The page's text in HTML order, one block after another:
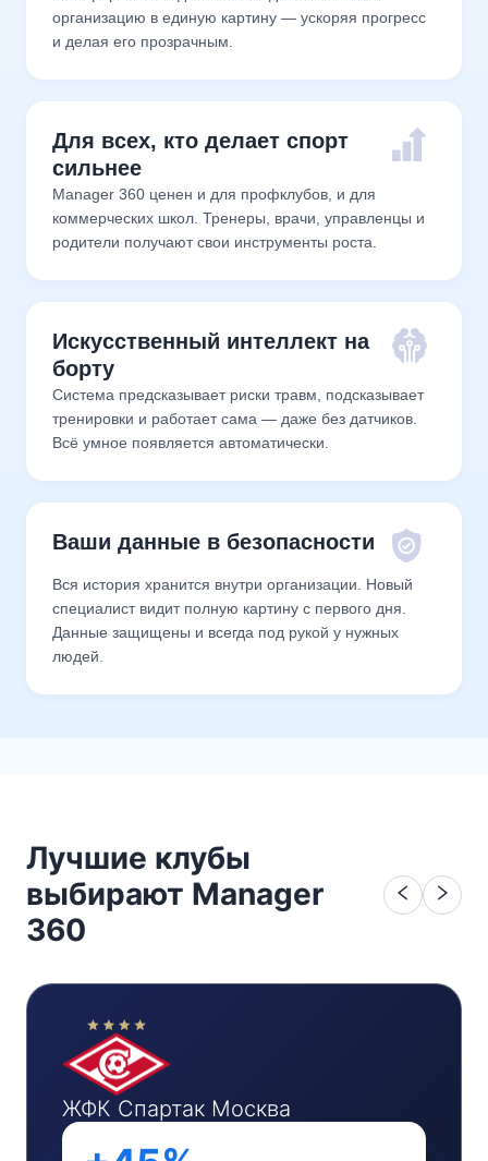
организацию в единую картину — ускоряя прогресс
и делая его прозрачным.
Для всех, кто делает спорт
сильнее
Manager 360 ценен и для профклубов, и для
коммерческих школ. Тренеры, врачи, управленцы и
родители получают свои инструменты роста.
Искусственный интеллект на
борту
Система предсказывает риски травм, подсказывает
тренировки и работает сама — даже без датчиков.
Всё умное появляется автоматически.
Ваши данные в безопасности
Вся история хранится внутри организации. Новый
специалист видит полную картину с первого дня.
Данные защищены и всегда под рукой у нужных
людей.
Лучшие клубы
выбирают Manager
360
ЖФК Спартак Москва